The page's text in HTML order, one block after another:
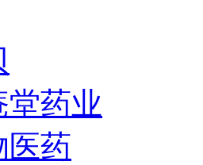
堂药业
医药